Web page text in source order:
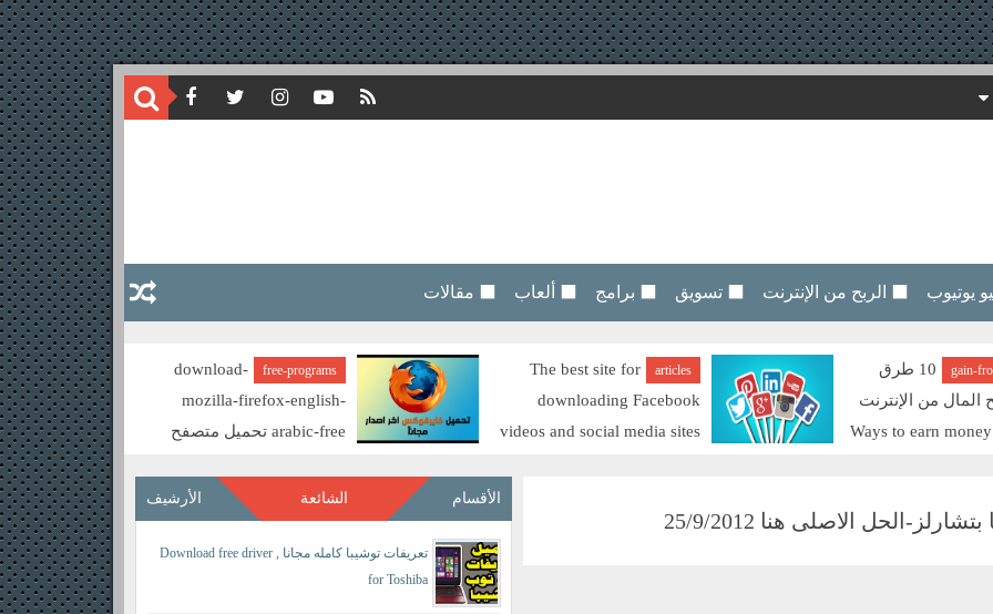
يوتيوب ⬛ الربح من الإنترنت ⬛ تسويق ⬛ برامج ⬛ ألعاب ⬛ مقالات
gain-
10 طرق
المال من الإنترنت
Ways to earn
articles
The best site for
downloading Facebook
videos and social media sites
free-programs
download-
mozilla-firefox-english-
arabic-free تحميل متصفح
certificates QR
CODE
الحل الاصلى هنا 25/9/2012
الأقسام الشائعة الأرشيف
تعريفات توشيبا كامله مجانا , Download free driver
for Toshiba